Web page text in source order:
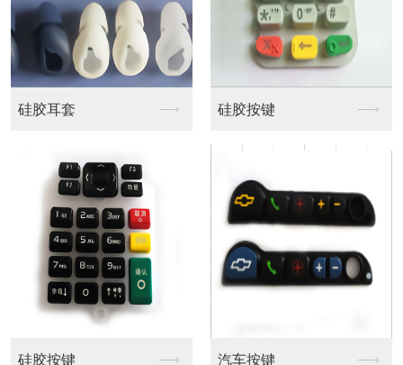
智能穿戴配件 VR 外壳